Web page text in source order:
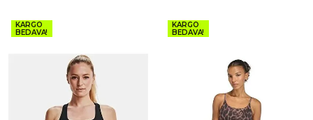
KARGO
BEDAVA!
KARGO
BEDAVA!